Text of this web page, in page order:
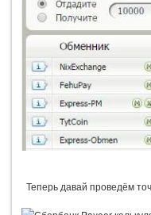
Теперь давай проведём